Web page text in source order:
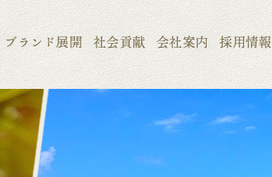
ブランド展開 社会貢献 会社案内 採用情報